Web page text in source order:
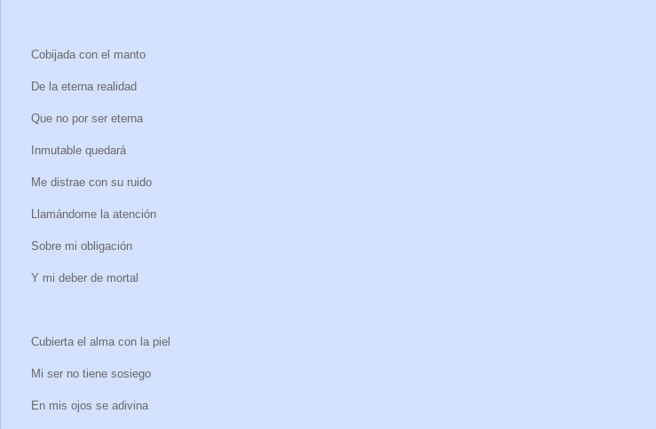
Cobijada con el manto
De la eterna realidad
Que no por ser eterna
Inmutable quedará
Me distrae con su ruido
Llamándome la atención
Sobre mi obligación
Y mi deber de mortal
Cubierta el alma con la piel
Mi ser no tiene sosiego
En mis ojos se adivina